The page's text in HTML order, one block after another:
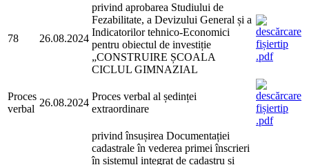
78 26.08.2024
privind aprobarea Studiului de
Fezabilitate, a Devizului General și a
Indicatorilor tehnico-Economici
pentru obiectul de investiție
„CONSTRUIRE ȘCOALA
CICLUL GIMNAZIAL
Proces
verbal
26.08.2024
Proces verbal al ședinței
extraordinare
privind însușirea Documentației
cadastrale în vederea primei înscrieri
în sistemul integrat de cadastru și